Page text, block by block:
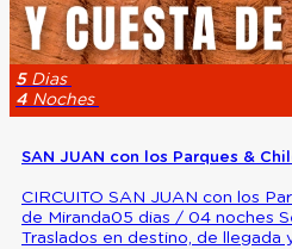
5Dias
4 Noches
SAN JUAN con los Parques &
CIRCUITO SAN JUAN con los
de Miranda05 dias / 04 noches
Traslados en destino, de llegada